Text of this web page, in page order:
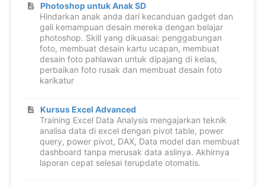
Photoshop untuk Anak SD
Hindarkan anak anda dari kecanduan gadget dan
gali kemampuan desain mereka dengan belajar
photoshop. Skill yang dikuasai: penggabungan
foto, membuat desain kartu ucapan, membuat
desain foto pahlawan untuk dipajang di kelas,
perbaikan foto rusak dan membuat desain foto
karikatur
Kursus Excel Advanced
Training Excel Data Analysis mengajarkan teknik
analisa data di excel dengan pivot table, power
query, power pivot, DAX, Data model dan membuat
dashboard tanpa merusak data aslinya. Akhirnya
laporan cepat selesai terupdate otomatis.